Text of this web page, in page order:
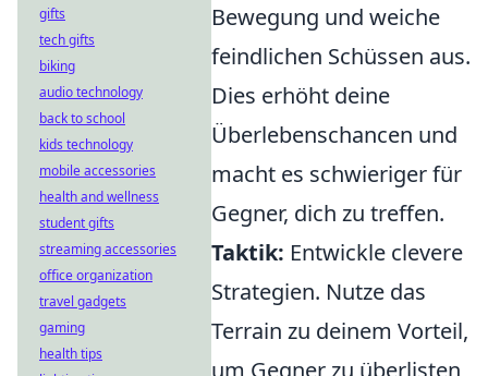
Bewegung und weiche
feindlichen Schüssen aus.
Dies erhöht deine
Überlebenschancen und
macht es schwieriger für
Gegner, dich zu treffen.
Taktik: Entwickle clevere
Strategien. Nutze das
Terrain zu deinem Vorteil,
um Gegner zu überlisten
gifts
tech gifts
biking
audio technology
back to school
kids technology
mobile accessories
health and wellness
student gifts
streaming accessories
office organization
travel gadgets
gaming
health tips